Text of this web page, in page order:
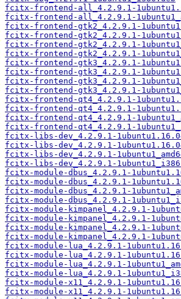
fcitx-frontend-all_4.2.9.1-
fcitx-frontend-all_4.2.9.1-
fcitx-frontend-gtk2_4.2.9.1-
fcitx-frontend-gtk2_4.2.9.1-
fcitx-frontend-gtk2_4.2.9.1-
fcitx-frontend-gtk2_4.2.9.1-
fcitx-frontend-gtk3_4.2.9.1-
fcitx-frontend-gtk3_4.2.9.1-
fcitx-frontend-gtk3_4.2.9.1-
fcitx-frontend-gtk3_4.2.9.1-
fcitx-frontend-qt4_4.2.9.1-
fcitx-frontend-qt4_4.2.9.1-
fcitx-frontend-qt4_4.2.9.1-
fcitx-frontend-qt4_4.2.9.1-
fcitx-libs-dev_4.2.9.1-
fcitx-libs-dev_4.2.9.1-
fcitx-libs-dev_4.2.9.1-
fcitx-libs-dev_4.2.9.1-
fcitx-module-dbus_4.2.9.1-
fcitx-module-dbus_4.2.9.1-
fcitx-module-dbus_4.2.9.1-
fcitx-module-dbus_4.2.9.1-
fcitx-module-kimpanel_4.2.9.1-
fcitx-module-kimpanel_4.2.9.1-
fcitx-module-kimpanel_4.2.9.1-
fcitx-module-kimpanel_4.2.9.1-
fcitx-module-lua_4.2.9.1-
fcitx-module-lua_4.2.9.1-
fcitx-module-lua_4.2.9.1-
fcitx-module-lua_4.2.9.1-
fcitx-module-x11_4.2.9.1-
fcitx-module-x11_4.2.9.1-